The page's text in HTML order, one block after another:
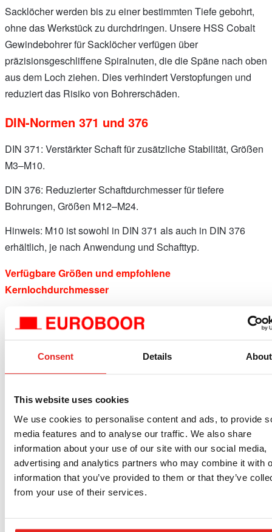
Consent Details About
This website uses cookies
We use cookies to personalise content and ads, to provide
media features and to analyse our traffic. We also share
information about your use of our site with our social media,
advertising and analytics partners who may combine it with
information that you’ve provided to them or that they’ve
from your use of their services.
Sacklöcher werden bis zu einer bestimmten Tiefe gebohrt,
ohne das Werkstück zu durchdringen. Unsere HSS Cobalt
Gewindebohrer für Sacklöcher verfügen über
präzisionsgeschliffene Spiralnuten, die die Späne nach oben
aus dem Loch ziehen. Dies verhindert Verstopfungen und
reduziert das Risiko von Bohrerschäden.
DIN-Normen 371 und 376
DIN 371: Verstärkter Schaft für zusätzliche Stabilität, Größen
M3–M10.
DIN 376: Reduzierter Schaftdurchmesser für tiefere
Bohrungen, Größen M12–M24.
Hinweis: M10 ist sowohl in DIN 371 als auch in DIN 376
erhältlich, je nach Anwendung und Schafttyp.
Verfügbare Größen und empfohlene
Kernlochdurchmesser
DIN 371 Gewindebohrer
M3 × 0.50
M4 × 0.70
3.3
M5 × 0.80
4.2
M6 × 1.00
5.0
M8 × 1.25
6.8